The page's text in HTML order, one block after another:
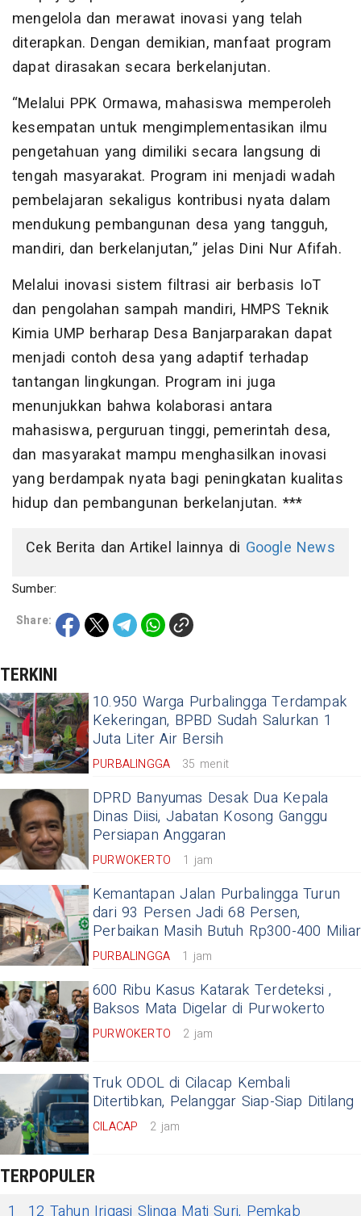
mengelola dan merawat inovasi yang telah
diterapkan. Dengan demikian, manfaat program
dapat dirasakan secara berkelanjutan.
“Melalui PPK Ormawa, mahasiswa memperoleh
kesempatan untuk mengimplementasikan ilmu
pengetahuan yang dimiliki secara langsung di
tengah masyarakat. Program ini menjadi wadah
pembelajaran sekaligus kontribusi nyata dalam
mendukung pembangunan desa yang tangguh,
mandiri, dan berkelanjutan,” jelas Dini Nur Afifah.
Melalui inovasi sistem filtrasi air berbasis IoT
dan pengolahan sampah mandiri, HMPS Teknik
Kimia UMP berharap Desa Banjarparakan dapat
menjadi contoh desa yang adaptif terhadap
tantangan lingkungan. Program ini juga
menunjukkan bahwa kolaborasi antara
mahasiswa, perguruan tinggi, pemerintah desa,
dan masyarakat mampu menghasilkan inovasi
yang berdampak nyata bagi peningkatan kualitas
hidup dan pembangunan berkelanjutan. ***
Cek Berita dan Artikel lainnya di Google News
Sumber:
Share:
TERKINI
10.950 Warga Purbalingga Terdampak
Kekeringan, BPBD Sudah Salurkan 1
Juta Liter Air Bersih
PURBALINGGA 35 menit
DPRD Banyumas Desak Dua Kepala
Dinas Diisi, Jabatan Kosong Ganggu
Persiapan Anggaran
PURWOKERTO 1 jam
Kemantapan Jalan Purbalingga Turun
dari 93 Persen Jadi 68 Persen,
Perbaikan Masih Butuh Rp300-400 Miliar
PURBALINGGA 1 jam
600 Ribu Kasus Katarak Terdeteksi ,
Baksos Mata Digelar di Purwokerto
PURWOKERTO 2 jam
Truk ODOL di Cilacap Kembali
Ditertibkan, Pelanggar Siap-Siap Ditilang
CILACAP 2 jam
TERPOPULER